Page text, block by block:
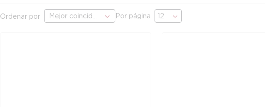
Ordenar por Por página